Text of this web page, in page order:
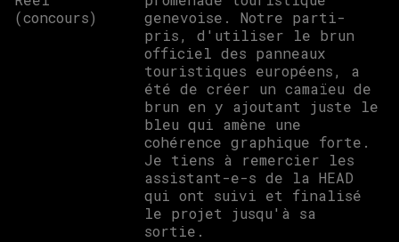
(concours)
genevoise. Notre parti-
pris, d'utiliser le brun
officiel des panneaux
touristiques européens, a
été de créer un camaïeu de
brun en y ajoutant juste le
bleu qui amène une
cohérence graphique forte.
Je tiens à remercier les
assistant-e-s de la HEAD
qui ont suivi et finalisé
le projet jusqu'à sa
sortie.